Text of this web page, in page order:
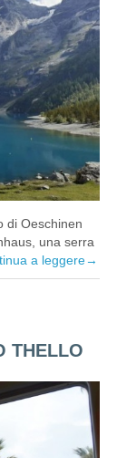
di Oeschinen
una serra
a leggere→
THELLO